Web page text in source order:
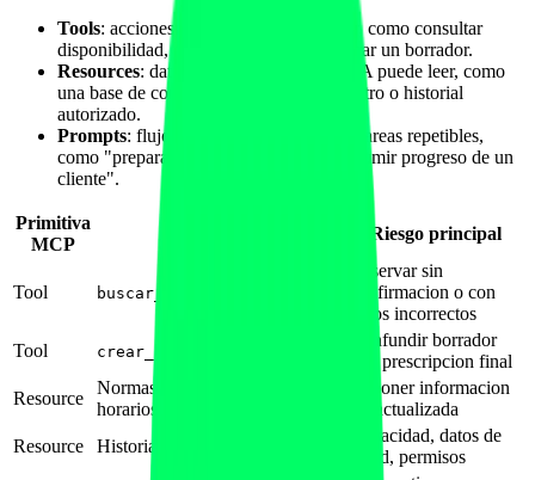
Tools: acciones que la IA puede invocar, como consultar
disponibilidad, crear una reserva o generar un borrador.
Resources: datos o documentos que la IA puede leer, como
una base de conocimiento, reglas del centro o historial
autorizado.
Prompts: flujos predefinidos que guian tareas repetibles,
como "preparar revision semanal" o "resumir progreso de un
cliente".
Primitiva
MCP
Riesgo principal
Tool buscar_huecos_clase_prueba
Reservar sin
confirmacion o con
datos incorrectos
Tool
crear_borrador_rutina
Confundir borrador
con prescripcion final
Resource
Normas del centro, precios,
horarios
Exponer informacion
desactualizada
Resource
Historial de un cliente
Privacidad, datos de
salud, permisos